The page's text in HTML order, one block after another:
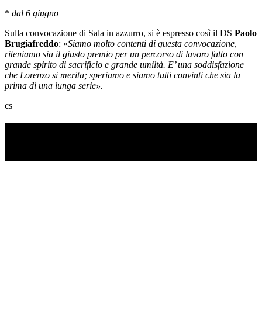
* dal 6 giugno
Sulla convocazione di Sala in azzurro, si è espresso così il DS Paolo
Brugiafreddo: «Siamo molto contenti di questa convocazione,
riteniamo sia il giusto premio per un percorso di lavoro fatto con
grande spirito di sacrificio e grande umiltà. E’ una soddisfazione
che Lorenzo si merita; speriamo e siamo tutti convinti che sia la
prima di una lunga serie».
cs